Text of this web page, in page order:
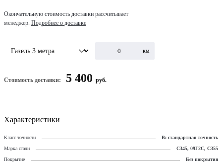
Окончательную стоимость доставки рассчитывает
менеджер. Подробнее о доставке
км
Стоимость доставки: 5 400 руб.
Характеристики
Класс точности
В: стандартная точность
Марка стали
С345, 09Г2С, С355
Покрытие
Без покрытия